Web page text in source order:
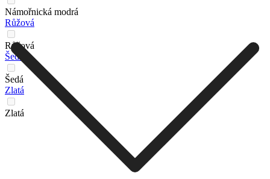
Námořnická modrá
Růžová
Růžová
Šedá
Šedá
Zlatá
Zlatá